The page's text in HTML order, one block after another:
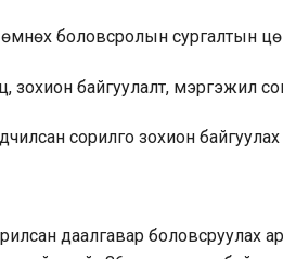
боловсролын сургалтын цөм
байгуулалт, мэргэжил
сорилго зохион байгуулах
даалгавар боловсруулах